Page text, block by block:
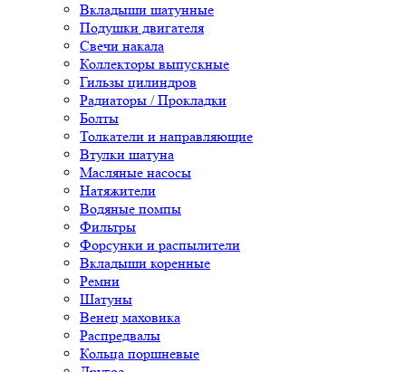
Вкладыши шатунные
Подушки двигателя
Свечи накала
Коллекторы выпускные
Гильзы цилиндров
Радиаторы / Прокладки
Болты
Толкатели и направляющие
Втулки шатуна
Масляные насосы
Натяжители
Водяные помпы
Фильтры
Форсунки и распылители
Вкладыши коренные
Ремни
Шатуны
Венец маховика
Распредвалы
Кольца поршневые